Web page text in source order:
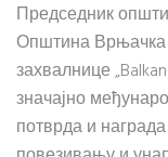
Председник
Општина Врњачка
захвалнице
значајно
потврда и